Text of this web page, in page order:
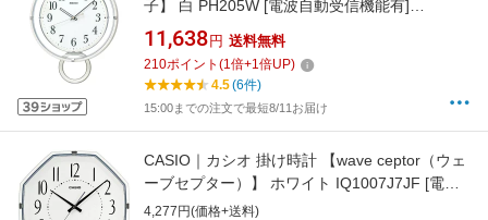
子】 白 PH205W [電波自動受信機能有]
[PH205W]
11,638 円 送料無料
210ポイント (1倍+1倍UP)
4.5(6件)
15:00までの注文で最短8/11お届け
CASIO｜カシオ 掛け時計 【wave ceptor（ウェ
ーブセプター）】 ホワイト IQ1007J7JF [電波
自動受信機能有][IQ1007J7JF]
4,277円(価格+送料)